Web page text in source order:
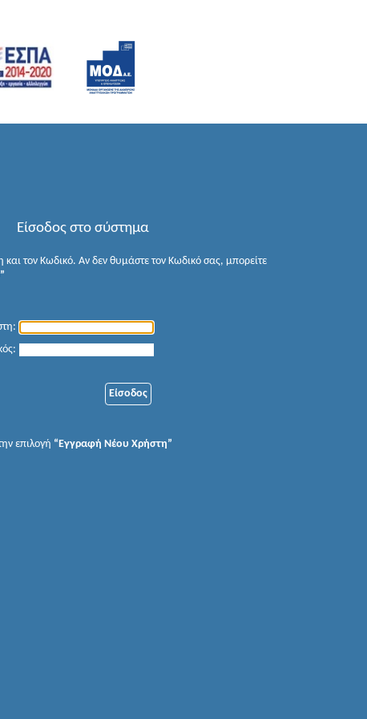
Είσοδος στο σύστημα
τον Κωδικό. Αν δεν θυμάστε τον Κωδικό σας, μπορείτε
επιλογή “Εγγραφή Νέου Χρήστη”